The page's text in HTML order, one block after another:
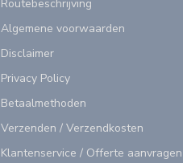
Routebeschrijving
Algemene voorwaarden
Disclaimer
Privacy Policy
Betaalmethoden
Verzenden / Verzendkosten
Klantenservice / Offerte aanvragen